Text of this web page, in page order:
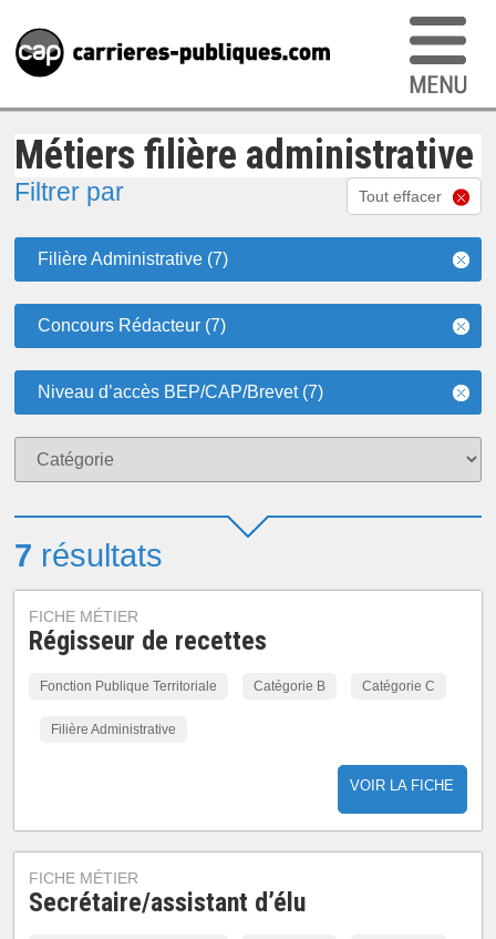
Métiers filière administrative
Filtrer par Tout effacer
Filière Administrative (7)
Concours Rédacteur (7)
Niveau d’accès BEP/CAP/Brevet (7)
7 résultats
FICHE MÉTIER
Régisseur de recettes
Fonction Publique Territoriale Catégorie B Catégorie C
Filière Administrative
VOIR LA FICHE
FICHE MÉTIER
Secrétaire/assistant d’élu